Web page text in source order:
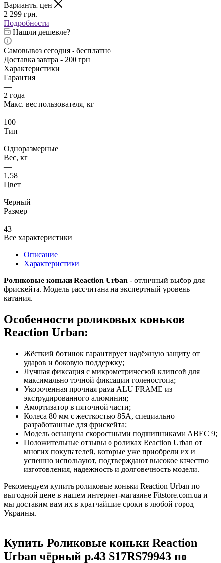
Варианты цен
2 299 грн.
Подробности
Нашли дешевле?
Самовывоз сегодня - бесплатно
Доставка завтра - 200 грн
Характеристики
Гарантия
—
2 года
Макс. вес пользователя, кг
—
100
Тип
—
Одноразмерные
Вес, кг
—
1,58
Цвет
—
Черный
Размер
—
43
Все характеристики
Описание
Характеристики
Роликовые коньки Reaction Urban - отличный выбор для
фрискейта. Модель рассчитана на экспертный уровень
катания.
Особенности роликовых коньков
Reaction Urban:
Жёсткий ботинок гарантирует надёжную защиту от
ударов и боковую поддержку;
Лучшая фиксация с микрометрической клипсой для
максимально точной фиксации голеностопа;
Укороченная прочная рама ALU FRAME из
экструдированного алюминия;
Амортизатор в пяточной части;
Колеса 80 мм с жесткостью 85А, специально
разработанные для фрискейта;
Модель оснащена скоростными подшипниками АВЕС 9;
Положительные отзывы о роликах Reaction Urban от
многих покупателей, которые уже приобрели их и
успешно используют, подтверждают высокое качество
изготовления, надежность и долговечность модели.
Рекомендуем купить роликовые коньки Reaction Urban по
выгодной цене в нашем интернет-магазине Fitstore.com.ua и
мы доставим вам их в кратчайшие сроки в любой город
Украины.
Купить Роликовые коньки Reaction
Urban чёрный р.43 S17RS79943 по